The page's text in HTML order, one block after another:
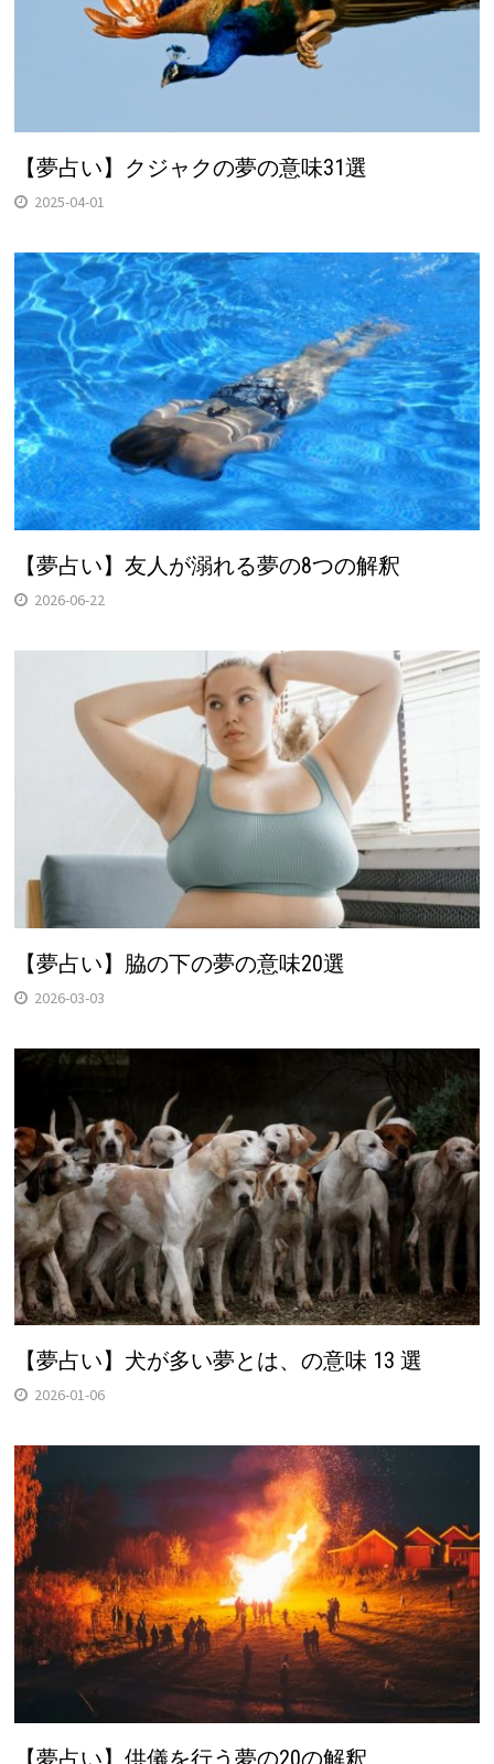
【夢占い】クジャクの夢の意味31選
2025-04-01
【夢占い】友人が溺れる夢の8つの解釈
2026-06-22
【夢占い】脇の下の夢の意味20選
2026-03-03
【夢占い】犬が多い夢とは、の意味 13 選
2026-01-06
【夢占い】供儀を行う夢の20の解釈